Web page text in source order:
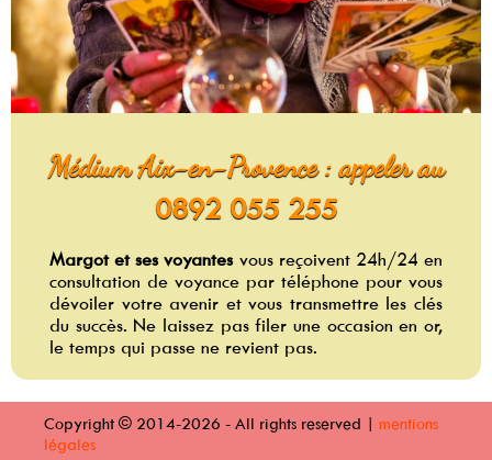
Médium Aix-en-Provence : appeler au
0892 055 255
Margot et ses voyantesvous reçoivent 24h/24 en
consultation de voyance par téléphone pour vous
dévoiler votre avenir et vous transmettre les clés
du succès. Ne laissez pas filer une occasion en or,
le temps qui passe ne revient pas.
Copyright © 2014-2026 - All rights reserved | mentions
légales